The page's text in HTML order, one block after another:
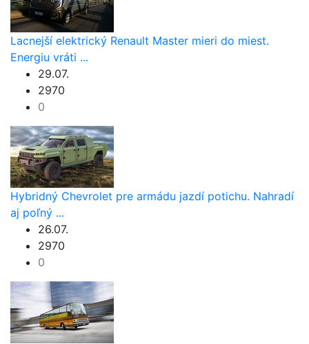
Lacnejší elektrický Renault Master mieri do miest.
Energiu vráti ...
29.07.
2970
0
Hybridný Chevrolet pre armádu jazdí potichu. Nahradí
aj poľný ...
26.07.
2970
0